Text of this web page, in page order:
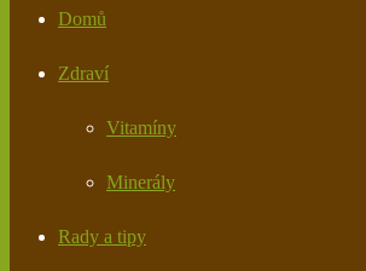
Domů
Zdraví
Vitamíny
Minerály
Rady a tipy